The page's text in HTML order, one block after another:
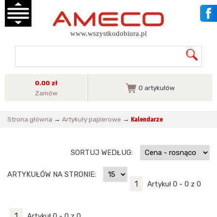
www.wszystkodobiura.pl
0.00 zł
Zamów
0 artykułów
Strona główna → Artykuły papierowe → Kalendarze
SORTUJ WEDŁUG:
ARTYKUŁÓW NA STRONIE:
1 Artykuł 0 - 0 z 0